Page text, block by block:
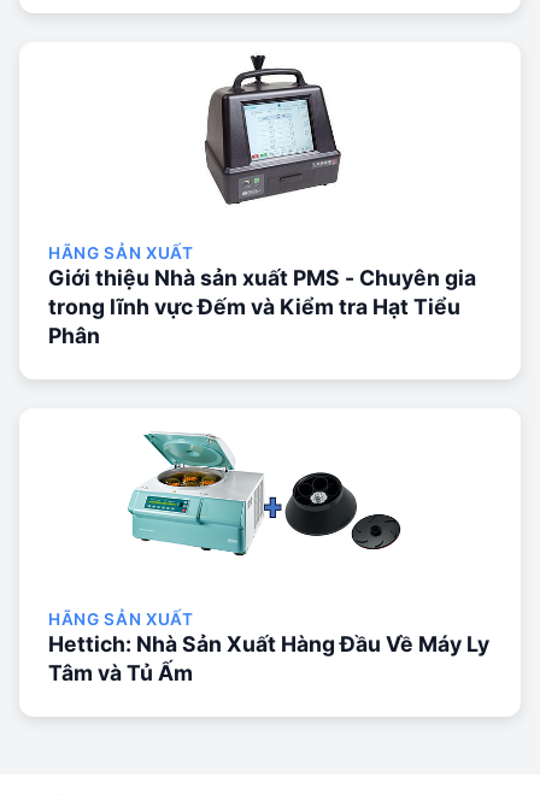
HÃNG SẢN XUẤT
Giới thiệu Nhà sản xuất PMS - Chuyên gia
trong lĩnh vực Đếm và Kiểm tra Hạt Tiểu
Phân
HÃNG SẢN XUẤT
Hettich: Nhà Sản Xuất Hàng Đầu Về Máy Ly
Tâm và Tủ Ấm